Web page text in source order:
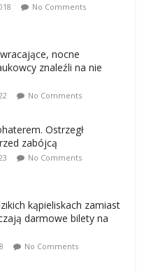
No Comments
nocne
znaleźli na nie
No Comments
Ostrzegł
zabójcą
No Comments
kąpieliskach zamiast
darmowe bilety na
No Comments